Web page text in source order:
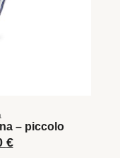
– piccolo
€